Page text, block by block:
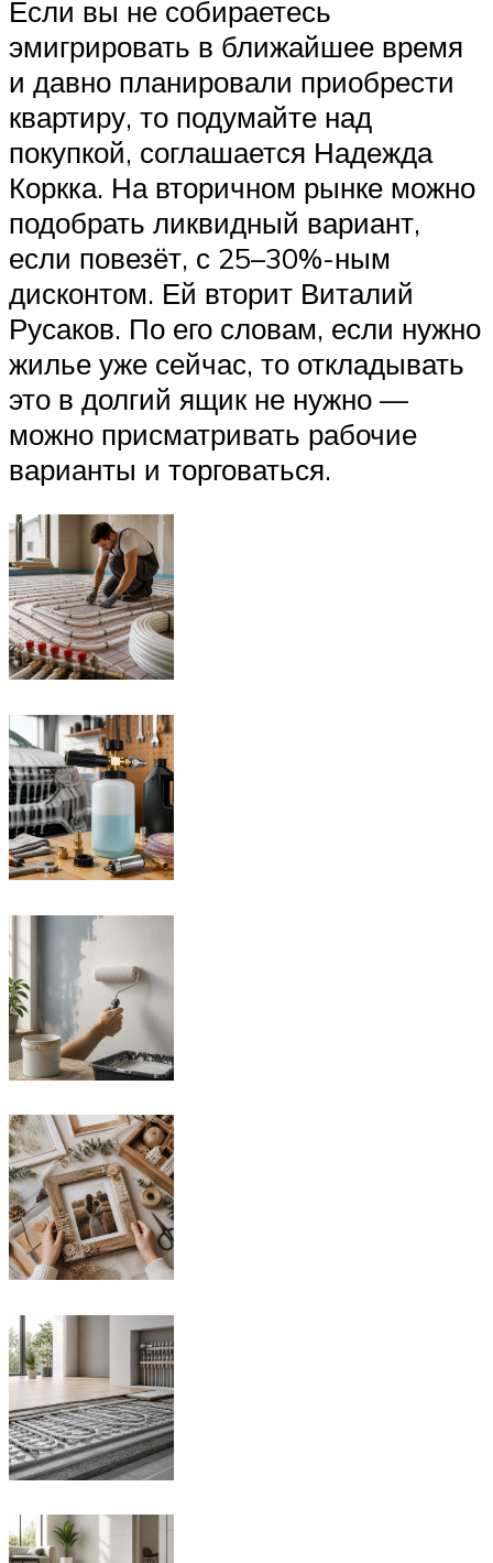
Если вы не собираетесь
эмигрировать в ближайшее время
и давно планировали приобрести
квартиру, то подумайте над
покупкой, соглашается Надежда
Коркка. На вторичном рынке можно
подобрать ликвидный вариант,
если повезёт, с 25–30%-ным
дисконтом. Ей вторит Виталий
Русаков. По его словам, если нужно
жилье уже сейчас, то откладывать
это в долгий ящик не нужно —
можно присматривать рабочие
варианты и торговаться.